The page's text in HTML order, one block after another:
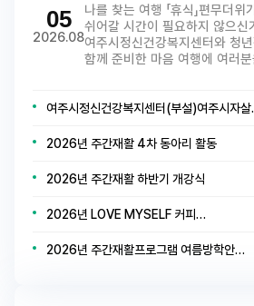
05
2026.08
나를 찾는 여행 「휴식」편무더
쉬어갈 시간이 필요하지 않으신
여주시정신건강복지센터와 청
함께 준비한 마음 여행에 여러
여주시정신건강복지센터(부설)여주시자
2026년 주간재활 4차 동아리 활동
2026년 주간재활 하반기 개강식
2026년 LOVE MYSELF 커피…
2026년 주간재활프로그램 여름방학안…